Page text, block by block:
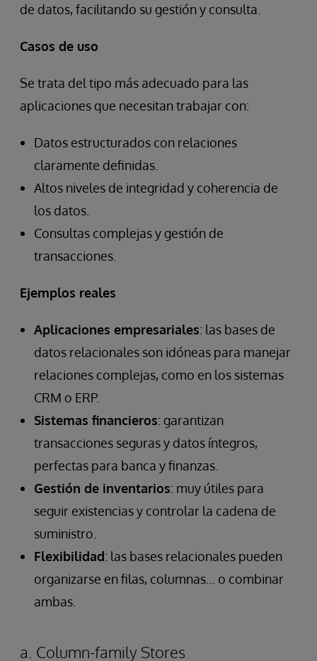
de datos, facilitando su gestión y consulta.
Casos de uso
Se trata del tipo más adecuado para las
aplicaciones que necesitan trabajar con:
Datos estructurados con relaciones
claramente definidas.
Altos niveles de integridad y coherencia de
los datos.
Consultas complejas y gestión de
transacciones.
Ejemplos reales
Aplicaciones empresariales: las bases de
datos relacionales son idóneas para manejar
relaciones complejas, como en los sistemas
CRM o ERP.
Sistemas financieros: garantizan
transacciones seguras y datos íntegros,
perfectas para banca y finanzas.
Gestión de inventarios: muy útiles para
seguir existencias y controlar la cadena de
suministro.
Flexibilidad: las bases relacionales pueden
organizarse en filas, columnas… o combinar
ambas.
a. Column-family Stores